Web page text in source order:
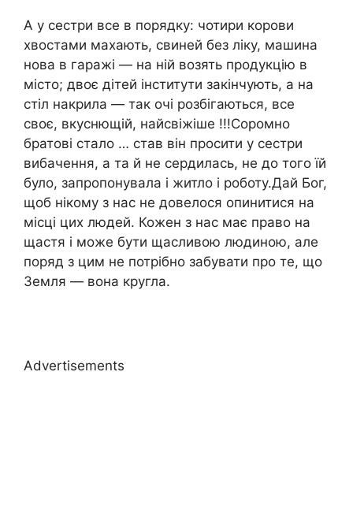
А у сестри все в порядку: чотири корови
хвостами махають, свиней без ліку, машина
нова в гаражі — на ній возять продукцію в
місто; двоє дітей інститути закінчують, а на
стіл накрила — так очі розбігаються, все
своє, вкуснющій, найсвіжіше !!!Соромно
братові стало … став він просити у сестри
вибачення, а та й не сердилась, не до того їй
було, запропонувала і житло і роботу.Дай Бог,
щоб нікому з нас не довелося опинитися на
місці цих людей. Кожен з нас має право на
щастя і може бути щасливою людиною, але
поряд з цим не потрібно забувати про те, що
Земля — вона кругла.
Advertisements